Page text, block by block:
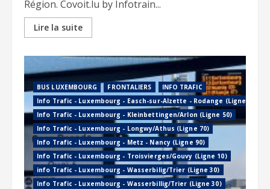
Région. Covoit.lu by Infotrain...
Lire la suite
BUS LUXEMBOURG FRONTALIERS
INFO TRAFIC
Info Trafic - Luxembourg - Easch-sur-Alzette - Rodange (Ligne 60)
Info Trafic - Luxembourg - Kleinbettingen/Arlon (Ligne 50)
Info Trafic - Luxembourg - Longwy/Athus (Ligne 70)
Info Trafic - Luxembourg - Metz - Nancy (Ligne 90)
Info Trafic - Luxembourg - Troisvierges/Gouvy (Ligne 10)
info Trafic - Luxembourg - Wasserbilig/Trier (Ligne 30)
Info Trafic - Luxembourg - Wasserbillig/Trier (Ligne 30)